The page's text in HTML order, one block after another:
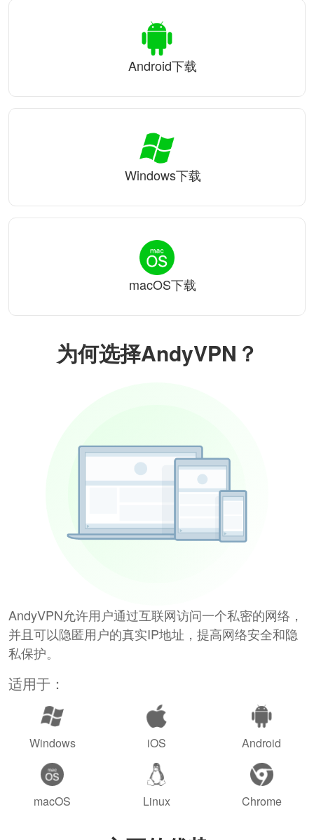
为何选择AndyVPN？
AndyVPN允许用户通过互联网访问一个私密的网络，
并且可以隐匿用户的真实IP地址，提高网络安全和隐
私保护。
适用于：
Windows iOS Android
macOS Linux Chrome
Android下载
Windows下载
macOS下载